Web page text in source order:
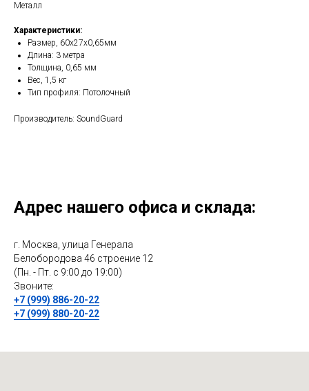
Металл
Характеристики:
Размер, 60х27х0,65мм
Длина: 3 метра
Толщина, 0,65 мм
Вес, 1,5 кг
Тип профиля: Потолочный
Производитель: SoundGuard
Адрес нашего офиса и склада:
г. Москва, улица Генерала
Белобородова 46 строение 12
(Пн. - Пт. с 9:00 до 19:00)
Звоните:
+7 (999) 886-20-22
+7 (999) 880-20-22